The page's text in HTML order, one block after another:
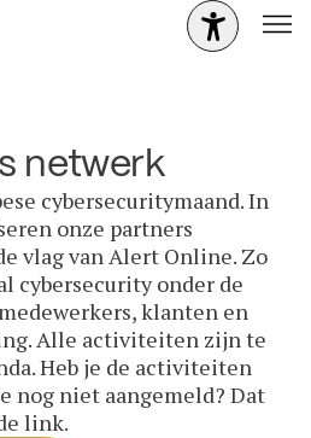
netwerk
cybersecuritymaand. In
onze partners
vlag van Alert Online. Zo
cybersecurity onder de
klanten en
Alle activiteiten zijn te
Heb je de activiteiten
nog niet aangemeld? Dat
link.